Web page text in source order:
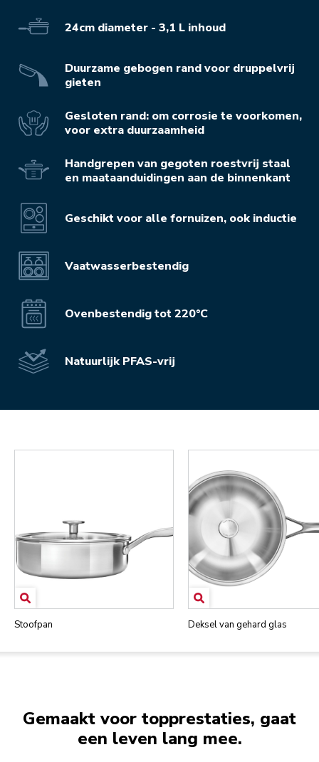
24cm diameter - 3,1 L inhoud
Duurzame gebogen rand voor druppelvrij
gieten
Gesloten rand: om corrosie te voorkomen,
voor extra duurzaamheid
Handgrepen van gegoten roestvrij staal
en maataanduidingen aan de binnenkant
Geschikt voor alle fornuizen, ook inductie
Vaatwasserbestendig
Ovenbestendig tot 220°C
Natuurlijk PFAS-vrij
Stoofpan Deksel van gehard glas
Gemaakt voor topprestaties, gaat
een leven lang mee.